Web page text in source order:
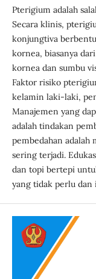
Pterigium adalah
Secara klinis,
konjungtiva
kornea, biasanya
kornea dan sumbu
Faktor risiko
kelamin laki-laki,
Manajemen yang
adalah tindakan
pembedahan adalah
sering terjadi.
dan topi bertepi
yang tidak perlu